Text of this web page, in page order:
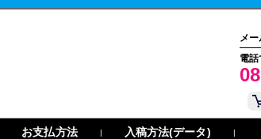
メ
電話
お支払方法 | 入稿方法(データ) |